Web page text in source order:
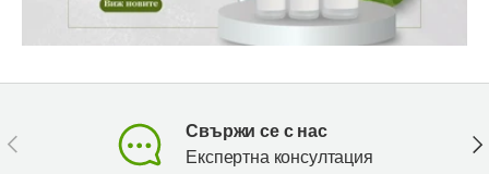
Предишен
Свържи се с нас
Експертна консултация